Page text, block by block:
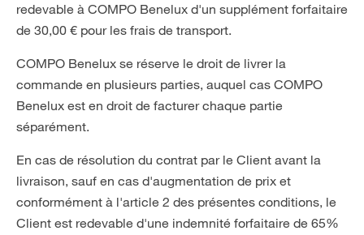
redevable à COMPO Benelux d'un supplément forfaitaire
de 30,00 € pour les frais de transport.
COMPO Benelux se réserve le droit de livrer la
commande en plusieurs parties, auquel cas COMPO
Benelux est en droit de facturer chaque partie
séparément.
En cas de résolution du contrat par le Client avant la
livraison, sauf en cas d'augmentation de prix et
conformément à l'article 2 des présentes conditions, le
Client est redevable d'une indemnité forfaitaire de 65%